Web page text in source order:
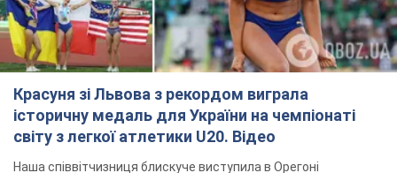
Красуня зі Львова з рекордом виграла
історичну медаль для України на чемпіонаті
світу з легкої атлетики U20. Відео
Наша співвітчизниця блискуче виступила в Орегоні